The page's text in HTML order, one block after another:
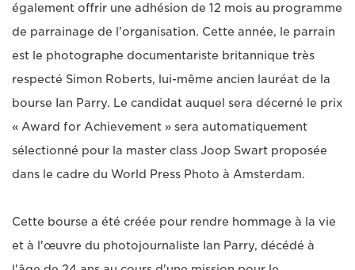
également offrir une adhésion de 12 mois au programme
de parrainage de l'organisation. Cette année, le parrain
est le photographe documentariste britannique très
respecté Simon Roberts, lui-même ancien lauréat de la
bourse Ian Parry. Le candidat auquel sera décerné le prix
« Award for Achievement » sera automatiquement
sélectionné pour la master class Joop Swart proposée
dans le cadre du World Press Photo à Amsterdam.
Cette bourse a été créée pour rendre hommage à la vie
et à l'œuvre du photojournaliste Ian Parry, décédé à